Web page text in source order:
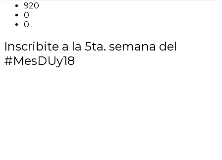
920
0
0
Inscribite a la 5ta. semana del
#MesDUy18